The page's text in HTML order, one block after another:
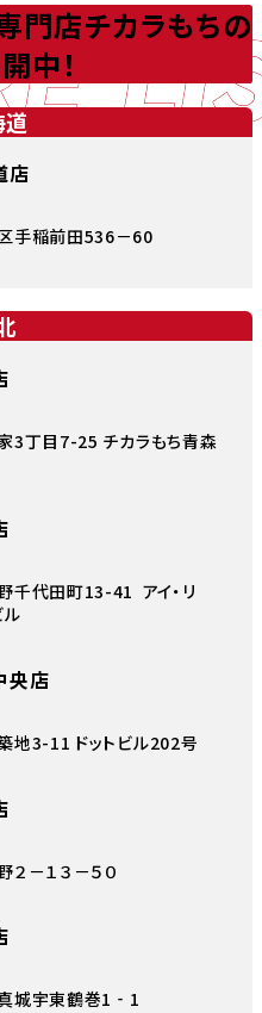
門店チカラもちの
中！
店
手稲前田536－60
3丁目7-25 チカラもち青森
千代田町13-41 アイ・リ
央店
地3-11 ドットビル202号
－１３－５０
城宇東鶴巻1‐1